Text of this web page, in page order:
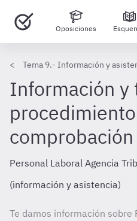
Oposiciones
Tema 9.- Información y
Información y
Personal Laboral Agencia
(información y asistencia)
Te damos información sobre